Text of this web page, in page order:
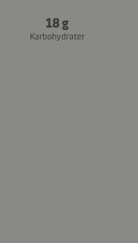
18 g
Karbohydrater